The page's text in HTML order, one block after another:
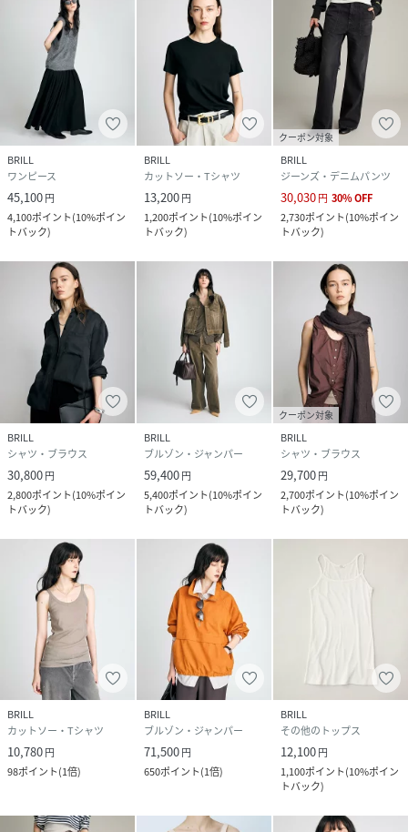
BRILL
ワンピース
45,100円
4,100ポイント(10%ポイン
トバック)
BRILL
カットソー・Tシャツ
13,200円
1,200ポイント(10%ポイン
トバック)
クーポン対象
BRILL
ジーンズ・デニムパンツ
30,030円 30%OFF
2,730ポイント(10%ポイン
トバック)
BRILL
シャツ・ブラウス
30,800円
2,800ポイント(10%ポイン
トバック)
BRILL
ブルゾン・ジャンパー
59,400円
5,400ポイント(10%ポイン
トバック)
クーポン対象
BRILL
シャツ・ブラウス
29,700円
2,700ポイント(10%ポイン
トバック)
BRILL
カットソー・Tシャツ
10,780円
98ポイント(1倍)
BRILL
ブルゾン・ジャンパー
71,500円
650ポイント(1倍)
BRILL
その他のトップス
12,100円
1,100ポイント(10%ポイン
トバック)